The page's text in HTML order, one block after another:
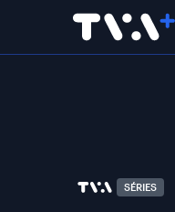
SÉRIES